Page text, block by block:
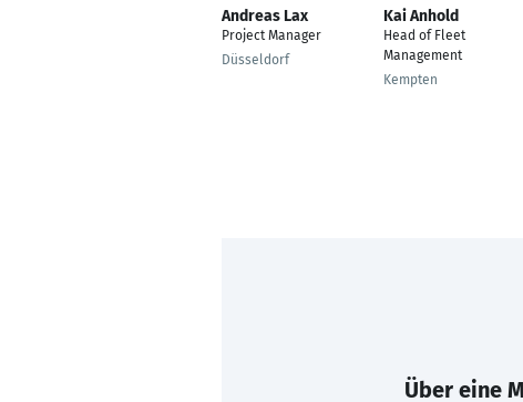
Andreas Lax
Project Manager
Düsseldorf
Kai Anhold
Head of Fleet
Management
Kempten
Über eine